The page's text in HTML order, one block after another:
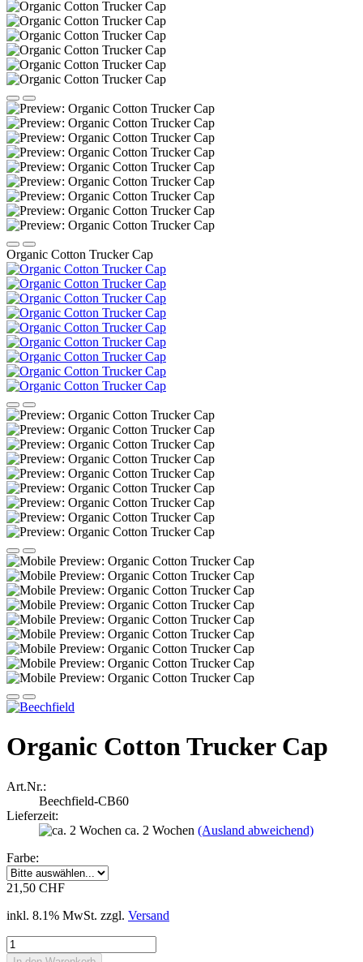
Organic Cotton Trucker Cap
Organic Cotton Trucker Cap
Art.Nr.:
Beechfield-CB60
Lieferzeit:
ca. 2 Wochen (Ausland abweichend)
Farbe:
21,50 CHF
inkl. 8.1% MwSt. zzgl. Versand